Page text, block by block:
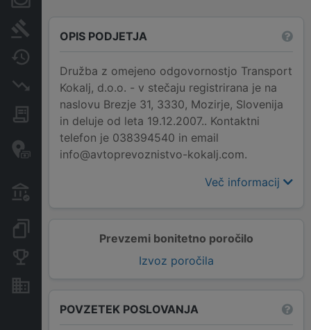
Insolvenčni postopki
Davčne oaze in sumljive
transakcije
Konkurenčna podjetja
OPIS PODJETJA
Družba z omejeno odgovornostjo Transport
Kokalj, d.o.o. - v stečaju registrirana je na
naslovu Brezje 31, 3330, Mozirje, Slovenija
in deluje od leta 19.12.2007.. Kontaktni
telefon je 038394540 in email
info@avtoprevoznistvo-kokalj.com.
Več informacij
Prevzemi bonitetno poročilo
Izvoz poročila
POVZETEK POSLOVANJA